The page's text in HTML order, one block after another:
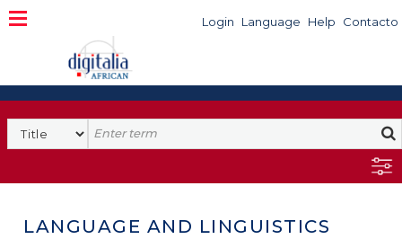
Login Language Help Contacto
LANGUAGE AND LINGUISTICS